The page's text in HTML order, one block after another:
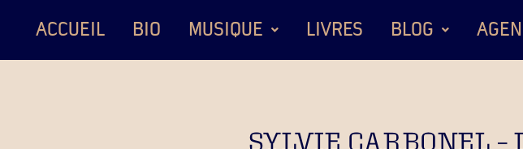
ACCUEIL BIO MUSIQUE LIVRES BLOG
SYLVIE CARBONEL –